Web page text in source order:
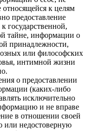
к целям
предоставление
государственной,
тайне, информации о
принадлежности,
или философских
интимной жизни
о предоставлении
(каких-либо
исключительно
и не вправе
в отношении своей
или недостоверную